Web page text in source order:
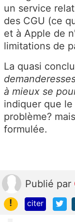
un service
des CGU (ce
et à Apple de
limitations de
La quasi
à mieux se
indiquer que
problème?
formulée.
Publié par
!
citer